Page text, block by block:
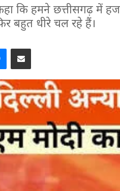
कि हमने छत्तीसगढ़ में
बहुत धीरे चल रहे हैं।
MessengerShare via Email